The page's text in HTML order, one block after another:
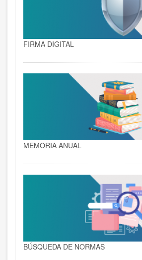
FIRMA DIGITAL
MEMORIA ANUAL
BÚSQUEDA DE NORMAS